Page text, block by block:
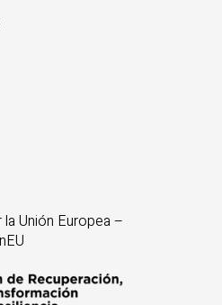
Unión Europea –